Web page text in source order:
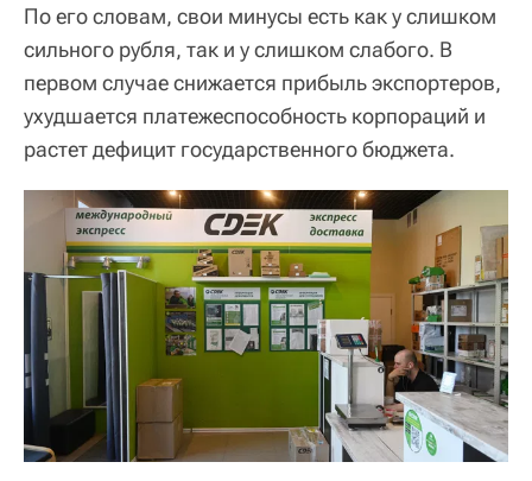
По его словам, свои минусы есть как у слишком
сильного рубля, так и у слишком слабого. В
первом случае снижается прибыль экспортеров,
ухудшается платежеспособность корпораций и
растет дефицит государственного бюджета.